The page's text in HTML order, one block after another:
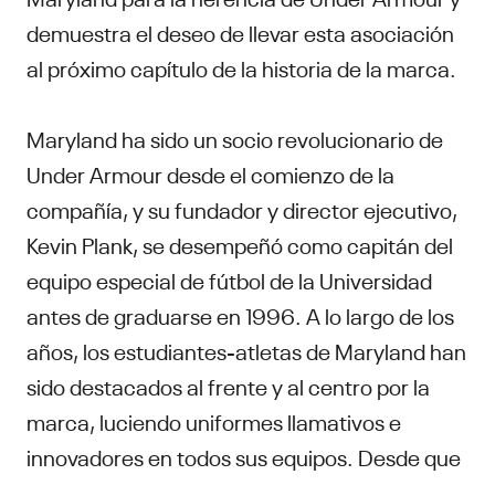
demuestra el deseo de llevar esta asociación
al próximo capítulo de la historia de la marca.
Maryland ha sido un socio revolucionario de
Under Armour desde el comienzo de la
compañía, y su fundador y director ejecutivo,
Kevin Plank, se desempeñó como capitán del
equipo especial de fútbol de la Universidad
antes de graduarse en 1996. A lo largo de los
años, los estudiantes-atletas de Maryland han
sido destacados al frente y al centro por la
marca, luciendo uniformes llamativos e
innovadores en todos sus equipos. Desde que